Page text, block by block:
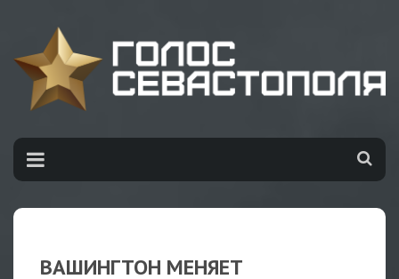
ВАШИНГТОН МЕНЯЕТ